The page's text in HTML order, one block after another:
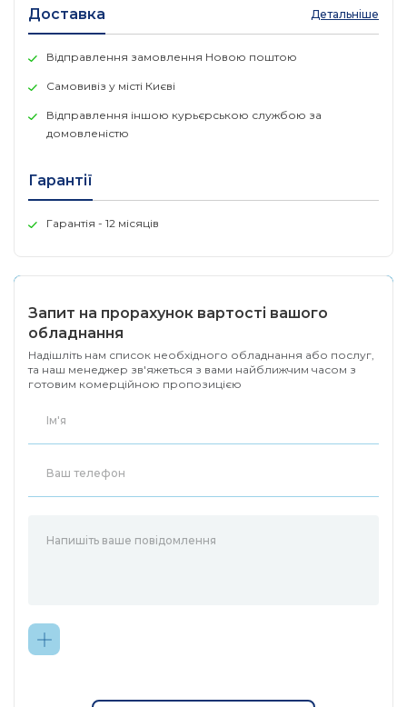
Доставка Детальніше
Відправлення замовлення Новою поштою
Самовивіз у місті Києві
Відправлення іншою курьєрською службою за
домовленістю
Гарантії
Гарантія - 12 місяців
Запит на прорахунок вартості вашого
обладнання
Надішліть нам список необхідного обладнання або послуг,
та наш менеджер зв'яжеться з вами найближчим часом з
готовим комерційною пропозицією